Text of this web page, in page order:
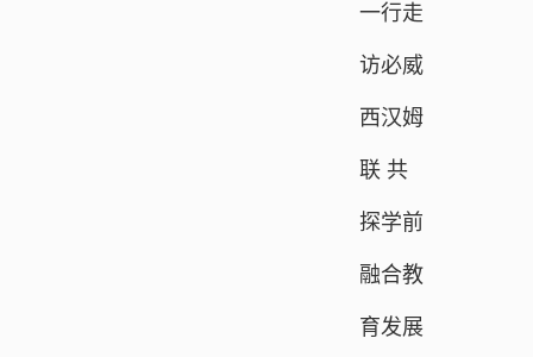
一行走
访必威
西汉姆
联 共
探学前
融合教
育发展